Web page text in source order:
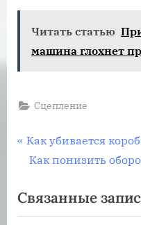
Читать статью
машина глохнет
Сцепление
Навигация
записям
П
р
д
ы
Как убивается
С
е
д
Как понизить
Связанные